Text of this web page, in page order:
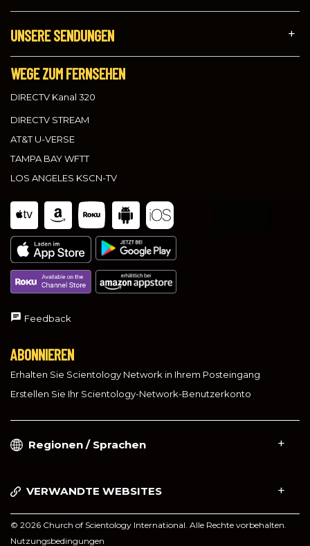
UNSERE SENDUNGEN
WEGE ZUM FERNSEHEN
DIRECTV Kanal 320
DIRECTV STREAM
AT&T U-VERSE
TAMPA BAY WFTT
LOS ANGELES KSCN-TV
Feedback
ABONNIEREN
Erhalten Sie Scientology Network in Ihrem Posteingang
Erstellen Sie Ihr Scientology-Network-Benutzerkonto
Regionen / Sprachen
VERWANDTE WEBSITES
© 2026 Church of Scientology International. Alle Rechte vorbehalten.
Nutzungsbedingungen